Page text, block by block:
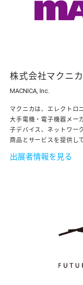
株式会社マクニカ
MACNICA, Inc.
マクニカは、エレクトロ
大手電機・電子機器メー
子デバイス、ネットワー
商品とサービスを提供し
出展者情報を見る